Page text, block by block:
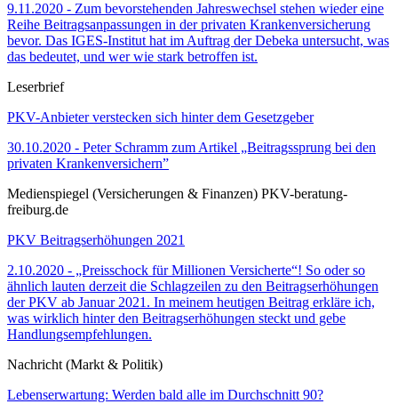
9.11.2020 - Zum bevorstehenden Jahreswechsel stehen wieder eine
Reihe Beitragsanpassungen in der privaten Krankenversicherung
bevor. Das IGES-Institut hat im Auftrag der Debeka untersucht, was
das bedeutet, und wer wie stark betroffen ist.
Leserbrief
PKV-Anbieter verstecken sich hinter dem Gesetzgeber
30.10.2020 - Peter Schramm zum Artikel „Beitragssprung bei den
privaten Krankenversichern”
Medienspiegel (Versicherungen & Finanzen) PKV-beratung-
freiburg.de
PKV Beitragserhöhungen 2021
2.10.2020 - „Preisschock für Millionen Versicherte“! So oder so
ähnlich lauten derzeit die Schlagzeilen zu den Beitragserhöhungen
der PKV ab Januar 2021. In meinem heutigen Beitrag erkläre ich,
was wirklich hinter den Beitragserhöhungen steckt und gebe
Handlungsempfehlungen.
Nachricht (Markt & Politik)
Lebenserwartung: Werden bald alle im Durchschnitt 90?